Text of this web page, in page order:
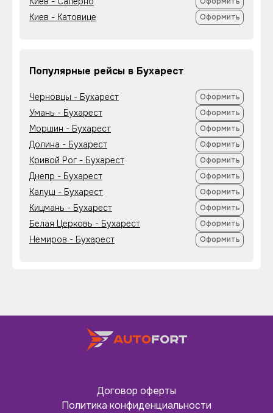
Киев - Катовице Оформить
Популярные рейсы в Бухарест
Черновцы - Бухарест Оформить
Умань - Бухарест Оформить
Моршин - Бухарест Оформить
Долина - Бухарест Оформить
Кривой Рог - Бухарест Оформить
Днепр - Бухарест Оформить
Калуш - Бухарест Оформить
Кицмань - Бухарест Оформить
Белая Церковь - Бухарест Оформить
Немиров - Бухарест Оформить
Договор оферты
Политика конфиденциальности